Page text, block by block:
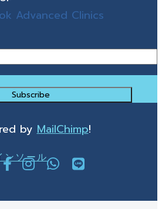
ンソール
殊靴・インソール
Advanced Clinics
byMailChimp!